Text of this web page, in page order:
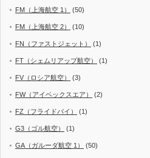
FM（上海航空 1） (50)
FM（上海航空 2） (10)
FN（ファストジェット） (1)
FT（シェムリアップ航空） (1)
FV（ロシア航空） (3)
FW（アイベックスエア） (2)
FZ（フライドバイ） (1)
G3（ゴル航空） (1)
GA（ガルーダ航空 1） (50)